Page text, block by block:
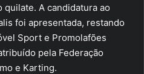
quilate. A candidatura ao
foi apresentada, restando
Sport e Promolafões
pela Federação
e Karting.